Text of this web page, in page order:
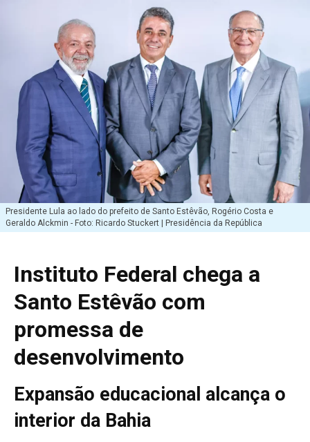
Presidente Lula ao lado do prefeito de Santo Estêvão, Rogério Costa e
Geraldo Alckmin - Foto: Ricardo Stuckert | Presidência da República
Instituto Federal chega a
Santo Estêvão com
promessa de
desenvolvimento
Expansão educacional alcança o
interior da Bahia